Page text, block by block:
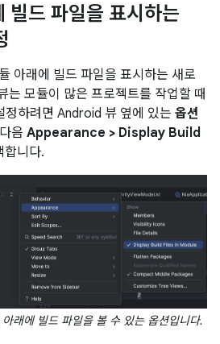
빌드 파일을 표시하는
아래에 빌드 파일을 표시하는 새로
는 모듈이 많은 프로젝트를 작업할 때
정하려면 Android 뷰 옆에 있는 옵션
음Appearance > Display Build
합니다.
래에 빌드 파일을 볼 수 있는 옵션입니다.